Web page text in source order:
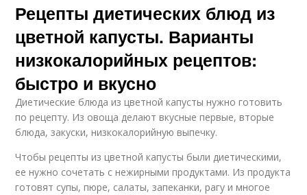
Рецепты диетических блюд из
цветной капусты. Варианты
низкокалорийных рецептов:
быстро и вкусно
Диетические блюда из цветной капусты нужно готовить
по рецепту. Из овоща делают вкусные первые, вторые
блюда, закуски, низкокалорийную выпечку.
Чтобы рецепты из цветной капусты были диетическими,
ее нужно сочетать с нежирными продуктами. Из продукта
готовят супы, пюре, салаты, запеканки, рагу и многое